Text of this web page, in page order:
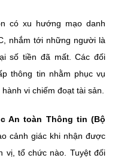
có xu hướng mạo danh
nhắm tới những người là
số tiền đã mất. Các đối
thông tin nhằm phục vụ
vi chiếm đoạt tài sản.
An toàn Thông tin (Bộ
cảnh giác khi nhận được
vị, tổ chức nào. Tuyệt đối